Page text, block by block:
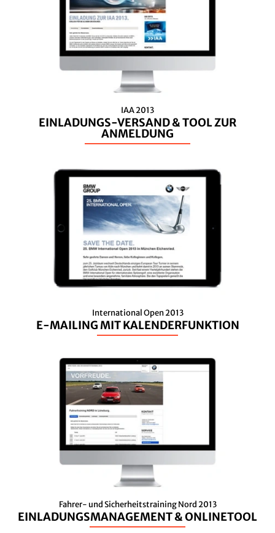
IAA 2013
EINLADUNGS-VERSAND & TOOL ZUR
ANMELDUNG
International Open 2013
E-MAILING MIT KALENDERFUNKTION
Fahrer- und Sicherheitstraining Nord 2013
EINLADUNGSMANAGEMENT & ONLINETOOL